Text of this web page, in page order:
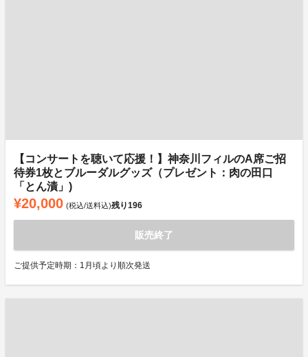
【コンサートを聴いて応援！】神奈川フィルのA席ご招
待券1枚とブルーダルグッズ（プレゼント：肉の田口
「とん漬」)
¥20,000 (税込/送料込)残り196
販売終了
ご提供予定時期：1月頃より順次発送